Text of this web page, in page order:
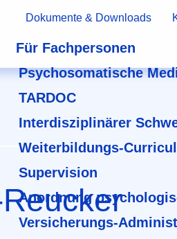
Dokumente & Downloads
Für Fachpersonen
Psychosomatische
TARDOC
Interdisziplinärer
Weiterbildungs-
Supervision
Anordnung
Versicherungs-